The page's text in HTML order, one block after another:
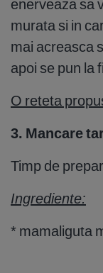
enerveaza sa
murata si in
mai acreasca
apoi se pun la
O reteta
3. Mancare
Timp de
Ingrediente:
* mamaliguta